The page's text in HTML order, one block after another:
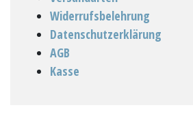
Widerrufsbelehrung
Datenschutzerklärung
AGB
Kasse